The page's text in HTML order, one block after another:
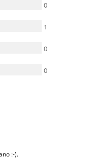
0
1
0
0
:-).